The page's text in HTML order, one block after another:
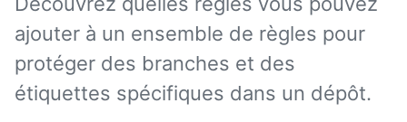
ajouter à un ensemble de règles pour
protéger des branches et des
étiquettes spécifiques dans un dépôt.